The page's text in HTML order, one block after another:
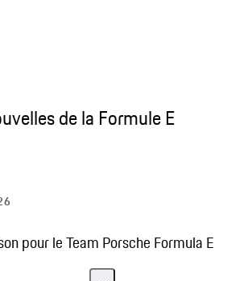
de la Formule E
pour le Team Porsche Formula E